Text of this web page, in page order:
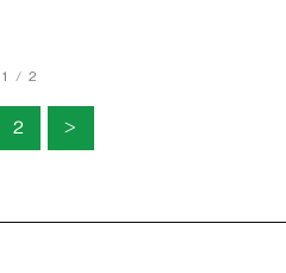
1 / 2
2 >